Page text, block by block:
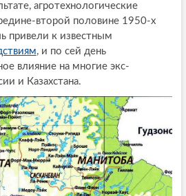
агротехнологические
второй половине 1950-х
привели к известным
, и по сей день
влияние на многие экс-
и Казахстана.